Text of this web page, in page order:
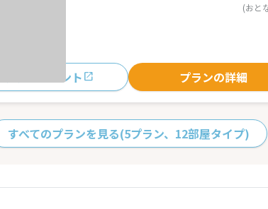
(おと
おすすめポイント プランの詳細
すべてのプランを見る(5プラン、12部屋タイプ)